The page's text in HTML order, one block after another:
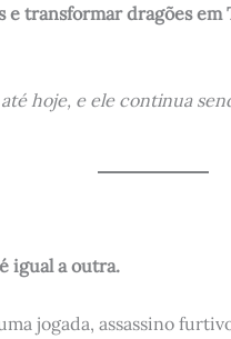
transformar dragões em
hoje, e ele continua
igual a outra.
jogada, assassino